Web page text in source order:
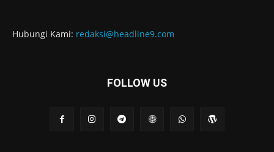
Hubungi Kami: redaksi@headline9.com
FOLLOW US